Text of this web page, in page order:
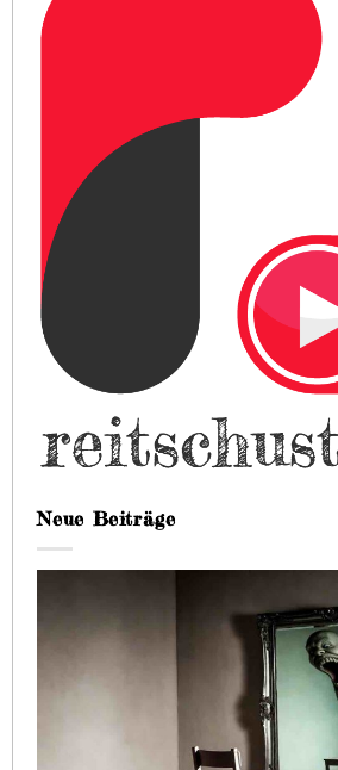
Neue Beiträge